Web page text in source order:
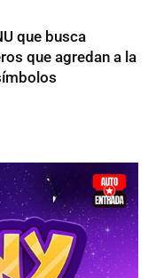
que busca
que agredan a la